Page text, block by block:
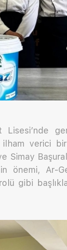
verici
Simay
önemi, Ar-
gibi